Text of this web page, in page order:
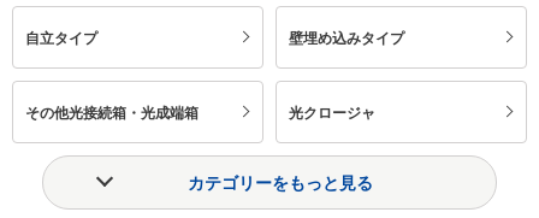
自立タイプ 壁埋め込みタイプ
その他光接続箱・光成端箱 光クロージャ
カテゴリーをもっと見る